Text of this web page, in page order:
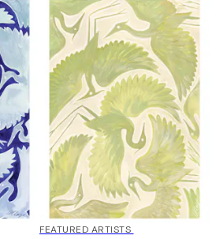
40%*
FEATURED ARTISTS